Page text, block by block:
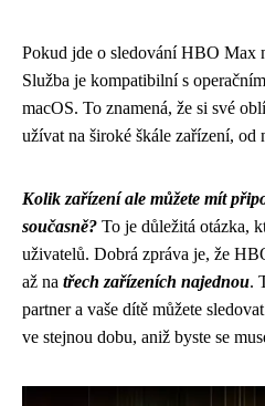
Pokud jde o sledování HBO Max
Služba je kompatibilní s
macOS. To znamená, že si své
užívat na široké škále zařízení, od
Kolik zařízení ale můžete mít
současně? To je důležitá otázka,
uživatelů. Dobrá zpráva je, že
až na třech zařízeních najednou.
partner a vaše dítě můžete
ve stejnou dobu, aniž byste se